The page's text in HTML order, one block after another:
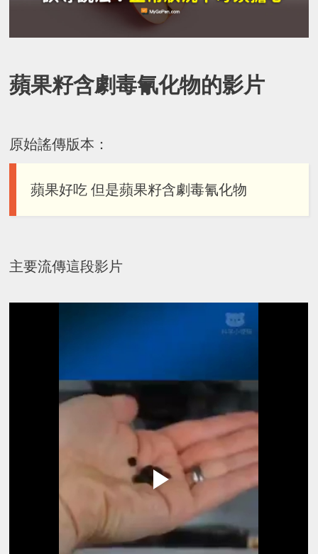
蘋果籽含劇毒氰化物的影片
原始謠傳版本：
蘋果好吃 但是蘋果籽含劇毒氰化物
主要流傳這段影片